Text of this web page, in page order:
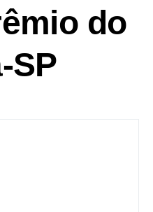
do
SP